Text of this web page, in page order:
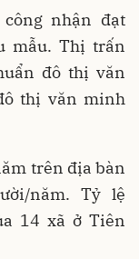
nhận đạt
mẫu. Thị trấn
đô thị văn
thị văn minh
trên địa bàn
năm. Tỷ lệ
14 xã ở Tiên